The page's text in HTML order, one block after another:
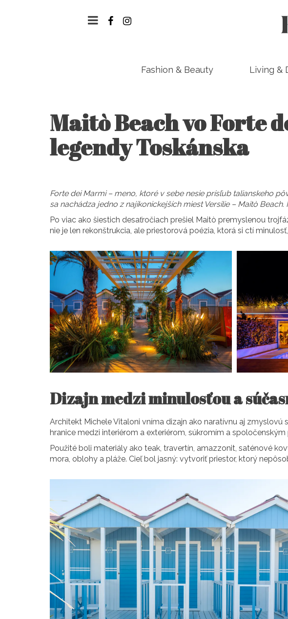
Fashion & Beauty Living &
Maitò Beach vo Forte
legendy Toskánska
Forte dei Marmi – meno, ktoré v sebe nesie prísľub talianskeho
sa nachádza jedno z najikonickejších miest Versilie – Maitò
Po viac ako šiestich desaťročiach prešiel Maitò premyslenou
nie je len rekonštrukcia, ale priestorová poézia, ktorá si ctí
Dizajn medzi minulosťou a
Architekt Michele Vitaloni vníma dizajn ako naratívnu aj zmyslovú
hranice medzi interiérom a exteriérom, súkromím a
Použité boli materiály ako teak, travertín, amazzonit, saténové
mora, oblohy a pláže. Cieľ bol jasný: vytvoriť priestor, ktorý